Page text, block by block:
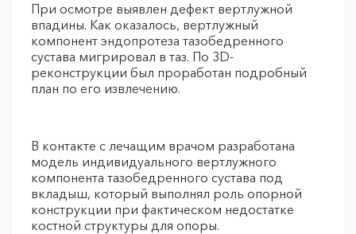
При осмотре выявлен дефект вертлужной
впадины. Как оказалось, вертлужный
компонент эндопротеза тазобедренного
сустава мигрировал в таз. По 3D-
реконструкции был проработан подробный
план по его извлечению.
В контакте с лечащим врачом разработана
модель индивидуального вертлужного
компонента тазобедренного сустава под
вкладыш, который выполнял роль опорной
конструкции при фактическом недостатке
костной структуры для опоры.